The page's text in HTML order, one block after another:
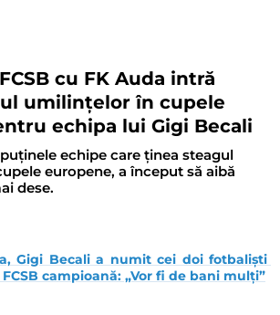
cu FK Auda intră
umilințelor în cupele
echipa lui Gigi Becali
echipe care ținea steagul
europene, a început să aibă
dese.
Gigi Becali a numit cei doi fotbaliști
campioană: „Vor fi de bani mulți”